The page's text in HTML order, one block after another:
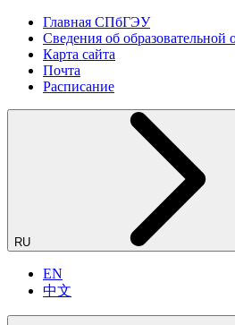
Главная СПбГЭУ
Сведения об образовательной
Карта сайта
Почта
Расписание
RU
EN
中文